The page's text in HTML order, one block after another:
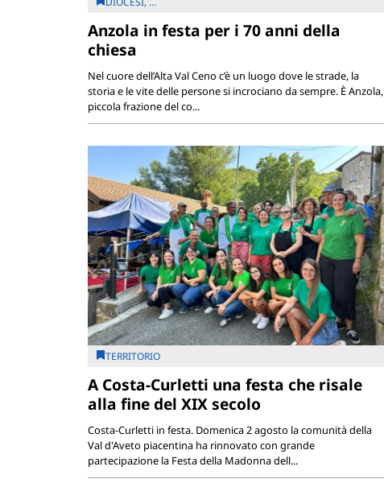
Anzola in festa per i 70 anni della
chiesa
Nel cuore dell’Alta Val Ceno c’è un luogo dove le strade, la
storia e le vite delle persone si incrociano da sempre. È Anzola,
piccola frazione del co...
TERRITORIO
A Costa-Curletti una festa che risale
alla fine del XIX secolo
Costa-Curletti in festa. Domenica 2 agosto la comunità della
Val d'Aveto piacentina ha rinnovato con grande
partecipazione la Festa della Madonna dell...